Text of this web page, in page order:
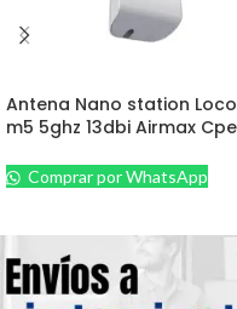
Antena Nano station Loco
m5 5ghz 13dbi Airmax Cpe
Comprar por WhatsApp